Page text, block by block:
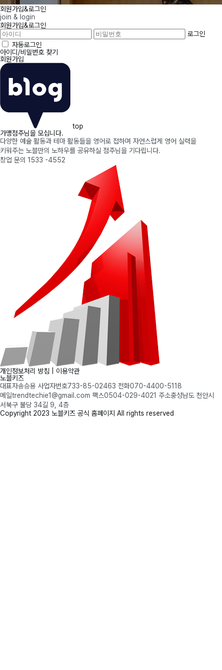
회원가입&로그인
join & login
회원가입&로그인
로그인
자동로그인
아이디/비밀번호 찾기
회원가입
top
가맹점주님을 모십니다.
다양한 예술 활동과 테마 활동들을 영어로 접하며 자연스럽게 영어 실력을
키워주는 노블만의 노하우를 공유하실 점주님을 기다립니다.
창업 문의 1533 -4552
개인정보처리 방침
이용약관
노블키즈
대표자송승용 사업자번호733-85-02463 전화070-4400-5118
메일trendtechie1@gmail.com 팩스0504-029-4021 주소충성남도 천안시
서북구 불당 34길 9, 4층
Copyright 2023 노블키즈 공식 홈페이지 All rights reserved